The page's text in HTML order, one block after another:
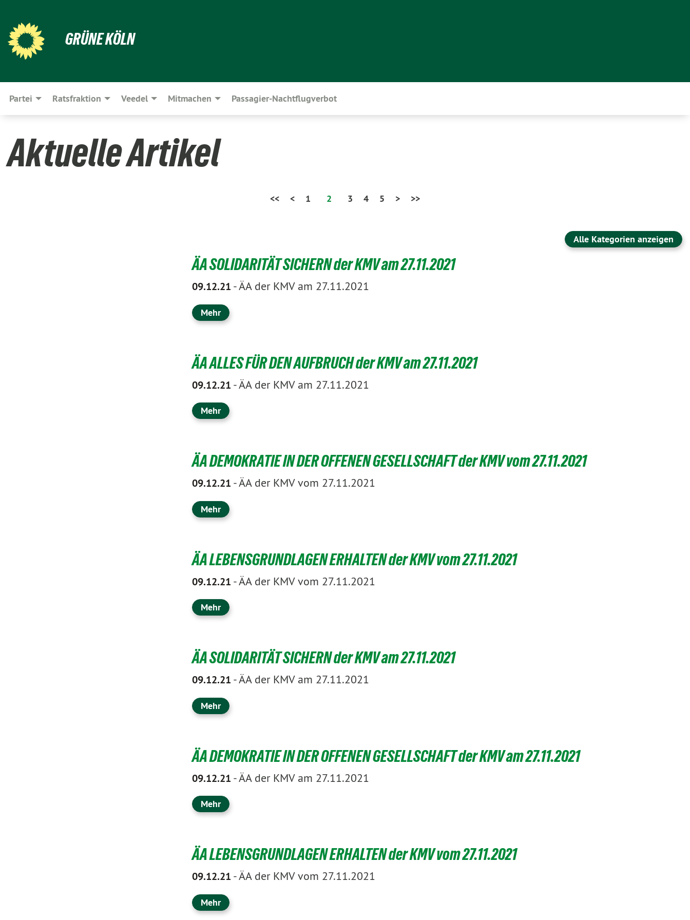
GRÜNE KÖLN
Partei Ratsfraktion Veedel Mitmachen Passagier-Nachtflugverbot
Aktuelle Artikel
<< < 1 2 3 4 5 > >>
Alle Kategorien anzeigen
ÄA SOLIDARITÄT SICHERN der KMV am 27.11.2021
09.12.21 -ÄA der KMV am 27.11.2021
Mehr
ÄA ALLES FÜR DEN AUFBRUCH der KMV am 27.11.2021
09.12.21 -ÄA der KMV am 27.11.2021
Mehr
ÄA DEMOKRATIE IN DER OFFENEN GESELLSCHAFT der KMV vom 27.11.2021
09.12.21 -ÄA der KMV vom 27.11.2021
Mehr
ÄA LEBENSGRUNDLAGEN ERHALTEN der KMV vom 27.11.2021
09.12.21 -ÄA der KMV vom 27.11.2021
Mehr
ÄA SOLIDARITÄT SICHERN der KMV am 27.11.2021
09.12.21 -ÄA der KMV am 27.11.2021
Mehr
ÄA DEMOKRATIE IN DER OFFENEN GESELLSCHAFT der KMV am 27.11.2021
09.12.21 -ÄA der KMV am 27.11.2021
Mehr
ÄA LEBENSGRUNDLAGEN ERHALTEN der KMV vom 27.11.2021
09.12.21 -ÄA der KMV vom 27.11.2021
Mehr